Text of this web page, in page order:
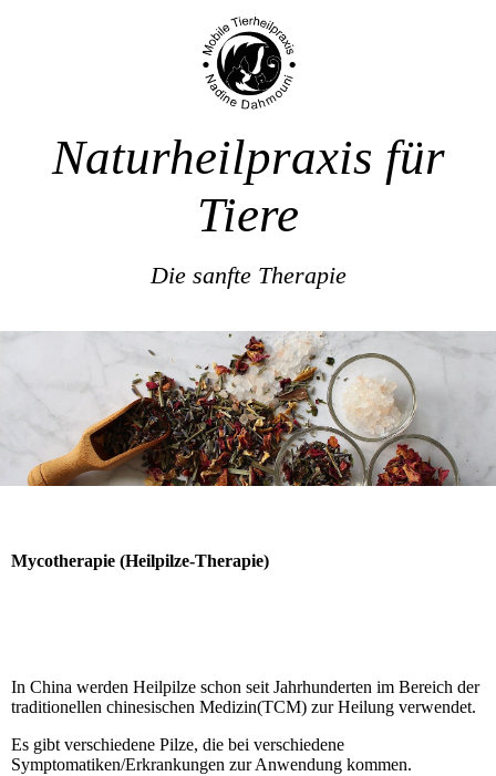
Naturheilpraxis für
Tiere
Die sanfte Therapie
Mycotherapie (Heilpilze-Therapie)
In China werden Heilpilze schon seit Jahrhunderten im Bereich der
traditionellen chinesischen Medizin(TCM) zur Heilung verwendet.
Es gibt verschiedene Pilze, die bei verschiedene
Symptomatiken/Erkrankungen zur Anwendung kommen.